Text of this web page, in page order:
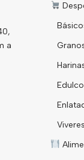
a
Viveres